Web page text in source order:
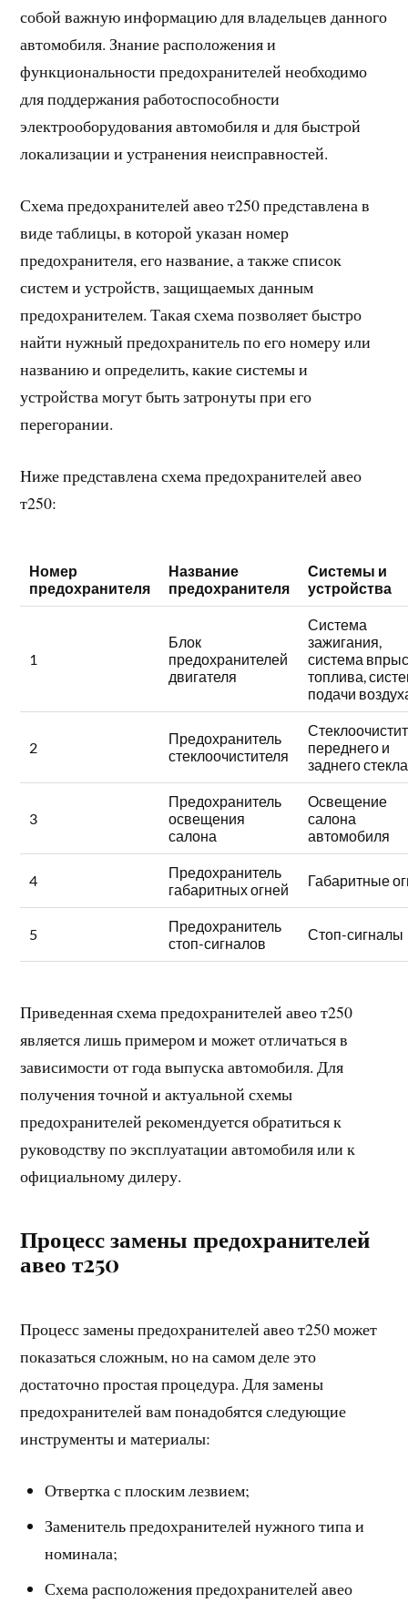
собой важную информацию для владельцев данного
автомобиля. Знание расположения и
функциональности предохранителей необходимо
для поддержания работоспособности
электрооборудования автомобиля и для быстрой
локализации и устранения неисправностей.
Схема предохранителей авео т250 представлена в
виде таблицы, в которой указан номер
предохранителя, его название, а также список
систем и устройств, защищаемых данным
предохранителем. Такая схема позволяет быстро
найти нужный предохранитель по его номеру или
названию и определить, какие системы и
устройства могут быть затронуты при его
перегорании.
Ниже представлена схема предохранителей авео
т250:
Номер
предохранителя
Название
предохранителя
Системы и
устройства
1
Блок
предохранителей
двигателя
Система
зажигания,
система
топлива,
подачи
2
Предохранитель
стеклоочистителя
переднего и
заднего стекла
3
Предохранитель
освещения
салона
Освещение
салона
автомобиля
4
Предохранитель
габаритных огней
Габаритные
5
Предохранитель
стоп-сигналов
Стоп-сигналы
Приведенная схема предохранителей авео т250
является лишь примером и может отличаться в
зависимости от года выпуска автомобиля. Для
получения точной и актуальной схемы
предохранителей рекомендуется обратиться к
руководству по эксплуатации автомобиля или к
официальному дилеру.
Процесс замены предохранителей
авео т250
Процесс замены предохранителей авео т250 может
показаться сложным, но на самом деле это
достаточно простая процедура. Для замены
предохранителей вам понадобятся следующие
инструменты и материалы:
Отвертка с плоским лезвием;
Заменитель предохранителей нужного типа и
номинала;
Схема расположения предохранителей авео